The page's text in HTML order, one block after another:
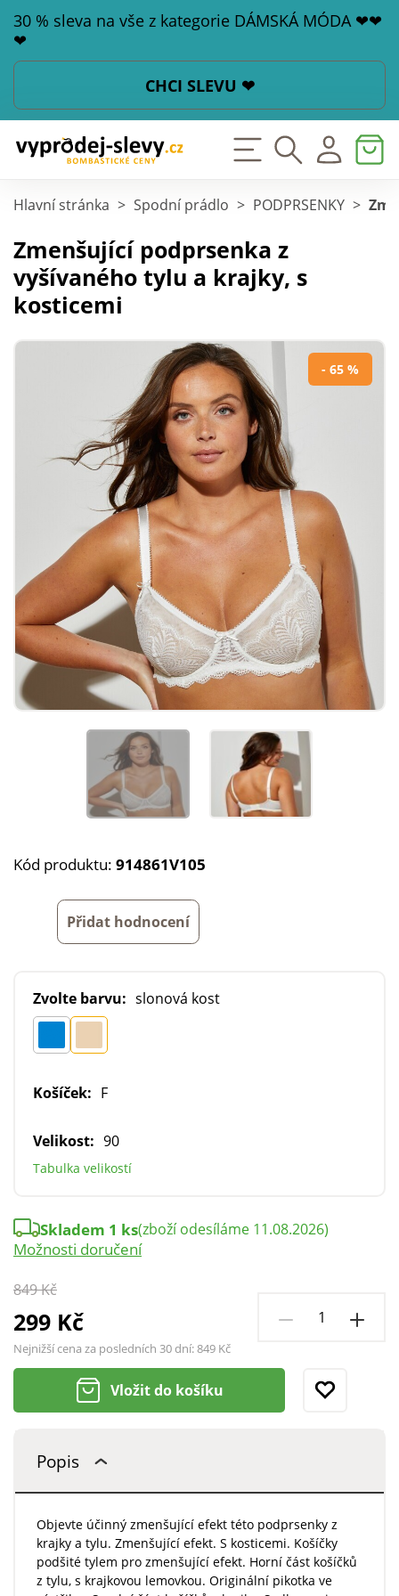
30 % sleva na vše z kategorie DÁMSKÁ MÓDA ❤❤
❤
CHCI SLEVU ❤
Hlavní stránka > Spodní prádlo > PODPRSENKY >
Zmenšující podprsenka z
vyšívaného tylu a krajky, s
kosticemi
- 65 %
Kód produktu: 914861V105
Přidat hodnocení
Zvolte barvu: slonová kost
Košíček: F
Velikost: 90
Tabulka velikostí
849 Kč
299 Kč
Nejnižší cena za posledních 30 dní:849 Kč
Skladem 1 ks(zboží odesíláme 11.08.2026)
Možnosti doručení
Vložit do košíku
Popis
Objevte účinný zmenšující efekt této podprsenky z
krajky a tylu. Zmenšující efekt. S kosticemi. Košíčky
podšité tylem pro zmenšující efekt. Horní část košíčků
z tylu, s krajkovou lemovkou. Originální pikotka ve